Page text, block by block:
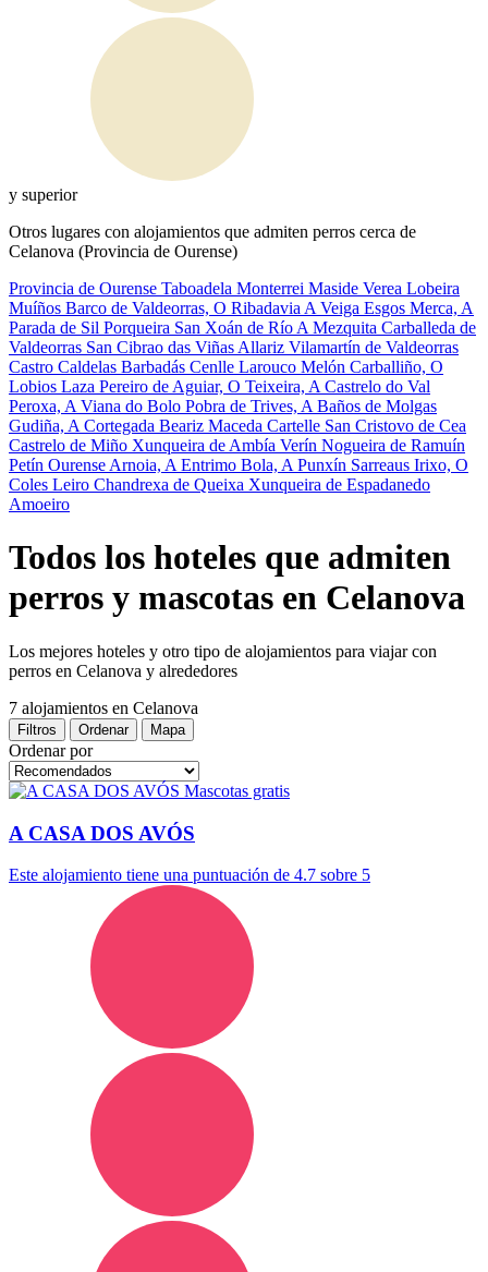
y superior
Otros lugares con alojamientos que admiten perros cerca de
Celanova (Provincia de Ourense)
Provincia de Ourense Taboadela Monterrei Maside Verea Lobeira
Muíños Barco de Valdeorras, O Ribadavia A Veiga Esgos Merca, A
Parada de Sil Porqueira San Xoán de Río A Mezquita Carballeda de
Valdeorras San Cibrao das Viñas Allariz Vilamartín de Valdeorras
Castro Caldelas Barbadás Cenlle Larouco Melón Carballiño, O
Lobios Laza Pereiro de Aguiar, O Teixeira, A Castrelo do Val
Peroxa, A Viana do Bolo Pobra de Trives, A Baños de Molgas
Gudiña, A Cortegada Beariz Maceda Cartelle San Cristovo de Cea
Castrelo de Miño Xunqueira de Ambía Verín Nogueira de Ramuín
Petín Ourense Arnoia, A Entrimo Bola, A Punxín Sarreaus Irixo, O
Coles Leiro Chandrexa de Queixa Xunqueira de Espadanedo
Amoeiro
Todos los hoteles que admiten
perros y mascotas en Celanova
Los mejores hoteles y otro tipo de alojamientos para viajar con
perros en Celanova y alrededores
7 alojamientos en Celanova
Filtros Ordenar Mapa
Ordenar por
Mascotas gratis
A CASA DOS AVÓS
Este alojamiento tiene una puntuación de 4.7 sobre 5